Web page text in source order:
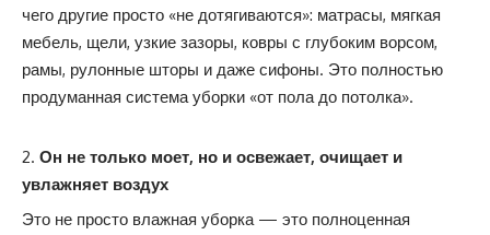
чего другие просто «не дотягиваются»: матрасы, мягкая
мебель, щели, узкие зазоры, ковры с глубоким ворсом,
рамы, рулонные шторы и даже сифоны. Это полностью
продуманная система уборки «от пола до потолка».
Он не только моет, но и освежает, очищает и
увлажняет воздух
Это не просто влажная уборка — это полноценная